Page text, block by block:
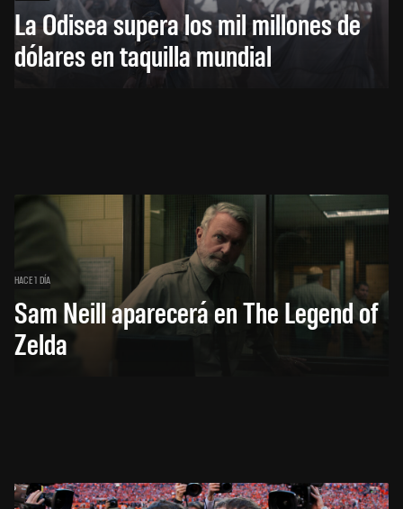
La Odisea supera los mil millones de
dólares en taquilla mundial
HACE 1 DÍA
Sam Neill aparecerá en The Legend of
Zelda